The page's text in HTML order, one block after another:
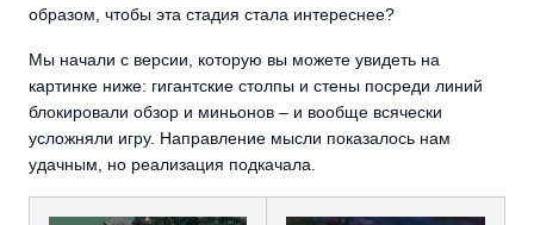
образом, чтобы эта стадия стала интереснее?
Мы начали с версии, которую вы можете увидеть на
картинке ниже: гигантские столпы и стены посреди линий
блокировали обзор и миньонов – и вообще всячески
усложняли игру. Направление мысли показалось нам
удачным, но реализация подкачала.